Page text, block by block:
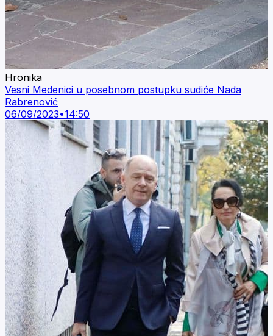
Hronika
Vesni Medenici u posebnom postupku sudiće Nada
Rabrenović
06/09/2023•14:50